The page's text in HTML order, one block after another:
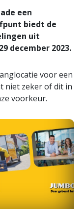
een
biedt de
uit
december 2023.
voor een
niet zeker of dit in
voorkeur.